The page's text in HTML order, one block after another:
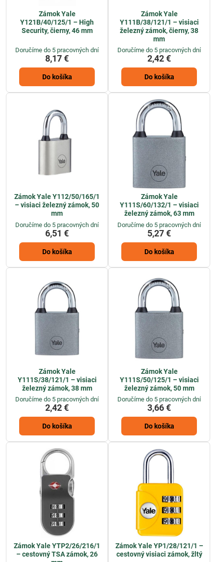
Zámok Yale
Y121B/40/125/1 – High
Security, čierny, 46 mm
Doručíme do 5 pracovných dní
8,17 €
Do košíka
Zámok Yale
Y111B/38/121/1 – visiaci
železný zámok, čierny, 38
mm
Doručíme do 5 pracovných dní
2,42 €
Do košíka
Zámok Yale Y112/50/165/1
– visiaci železný zámok, 50
mm
Doručíme do 5 pracovných dní
6,51 €
Do košíka
Zámok Yale
Y111S/60/132/1 – visiaci
železný zámok, 63 mm
Doručíme do 5 pracovných dní
5,27 €
Do košíka
Zámok Yale
Y111S/38/121/1 – visiaci
železný zámok, 38 mm
Doručíme do 5 pracovných dní
2,42 €
Do košíka
Zámok Yale
Y111S/50/125/1 – visiaci
železný zámok, 50 mm
Doručíme do 5 pracovných dní
3,66 €
Do košíka
Zámok Yale YTP2/26/216/1
– cestovný TSA zámok, 26
Zámok Yale YP1/28/121/1 –
cestovný visiaci zámok, žltý